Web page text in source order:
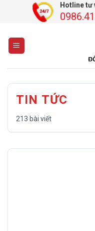
dung
Hotline tư
TIN TỨC
213 bài viết